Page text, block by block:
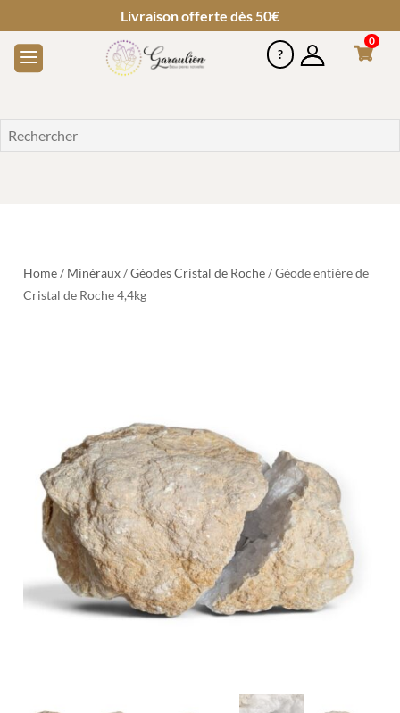
Livraison offerte dès 50€
0
Home/ Minéraux/Géodes Cristal de Roche/ Géode entière de
Cristal de Roche 4,4kg